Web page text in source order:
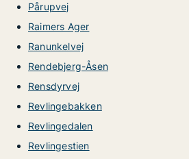
Pårupvej
Raimers Ager
Ranunkelvej
Rendebjerg-Åsen
Rensdyrvej
Revlingebakken
Revlingedalen
Revlingestien